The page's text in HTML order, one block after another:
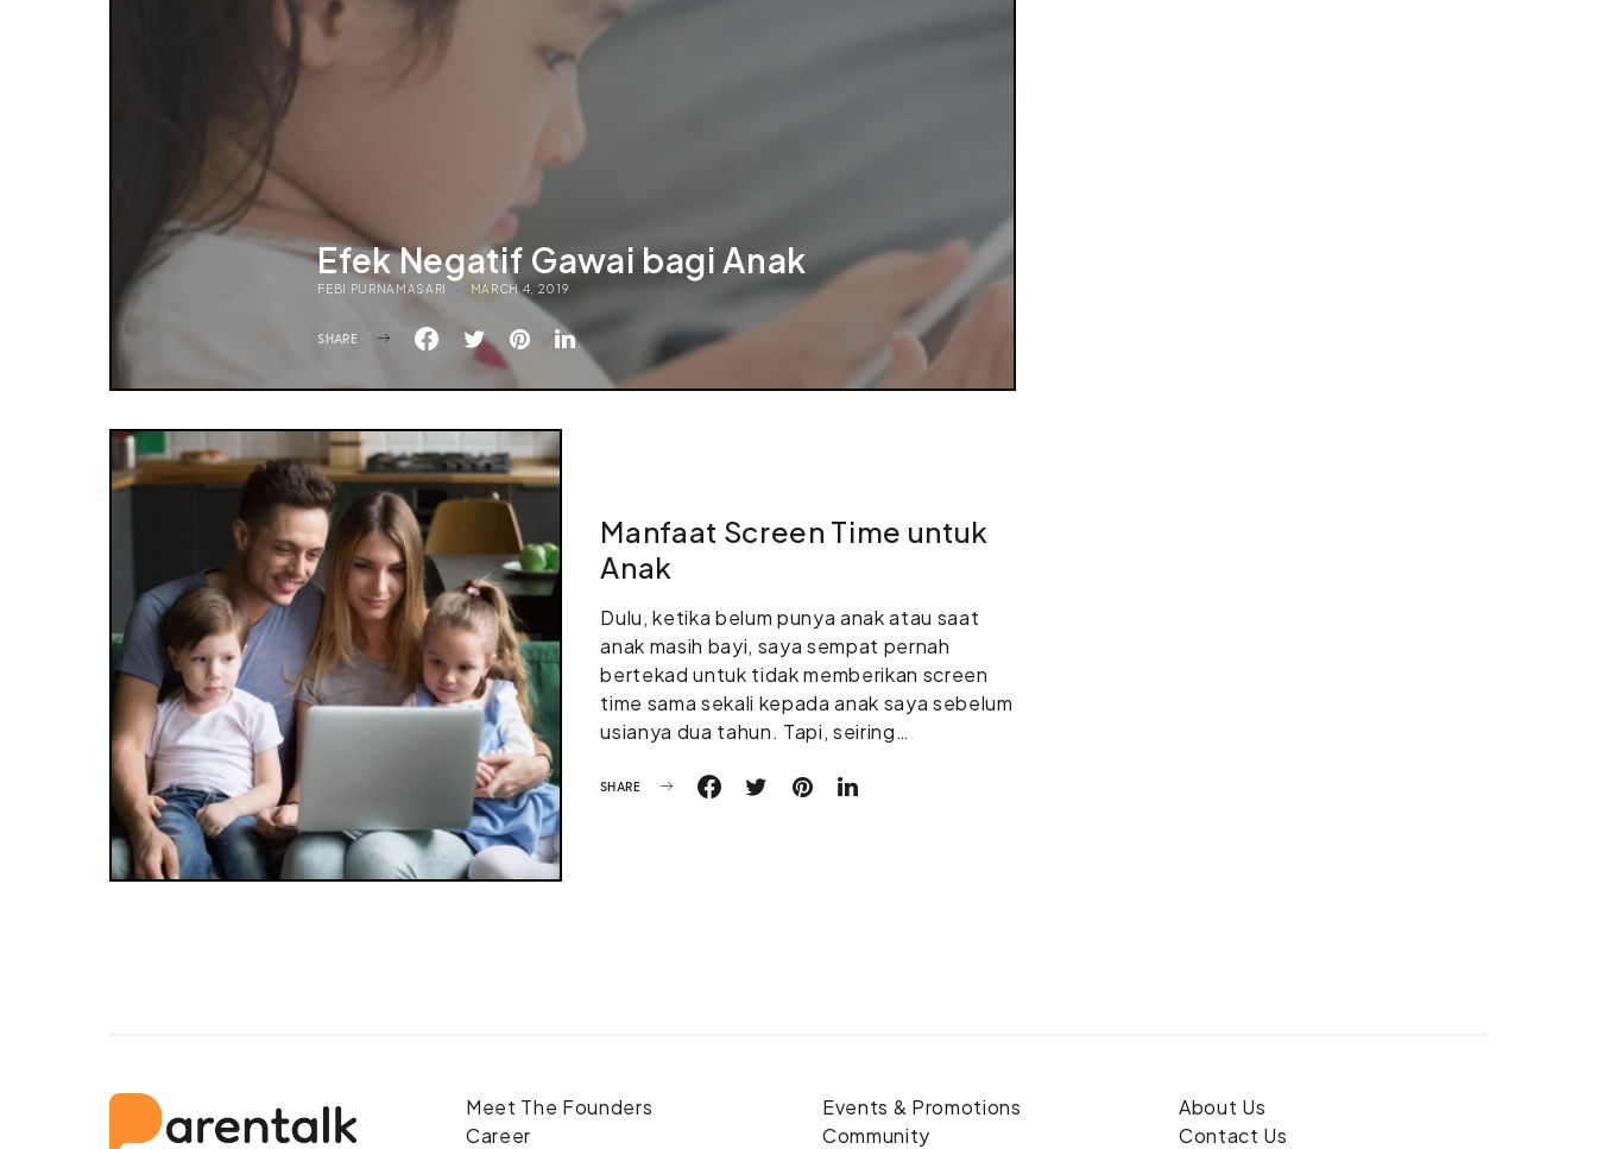
Efek Negatif Gawai bagi Anak
FEBI PURNAMASARI MARCH 4, 2019
SHARE
Manfaat Screen Time untuk
Anak
Dulu, ketika belum punya anak atau saat
anak masih bayi, saya sempat pernah
bertekad untuk tidak memberikan screen
time sama sekali kepada anak saya sebelum
usianya dua tahun. Tapi, seiring…
SHARE
Meet The Founders
Career
Events & Promotions
Community
About Us
Contact Us